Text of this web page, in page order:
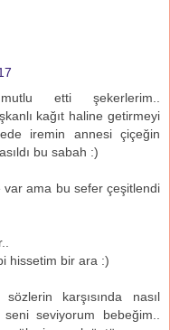
etti şekerlerim..
kağıt haline getirmeyi
iremin annesi çiçeğin
bu sabah :)
ama bu sefer çeşitlendi
hissetim bir ara :)
karşısında nasıl
seviyorum bebeğim..